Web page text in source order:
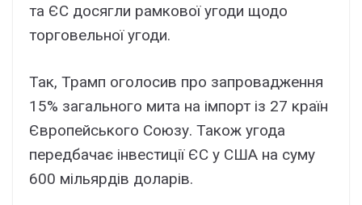
та ЄС досягли рамкової угоди щодо
торговельної угоди.
Так, Трамп оголосив про запровадження
15% загального мита на імпорт із 27 країн
Європейського Союзу. Також угода
передбачає інвестиції ЄС у США на суму
600 мільярдів доларів.